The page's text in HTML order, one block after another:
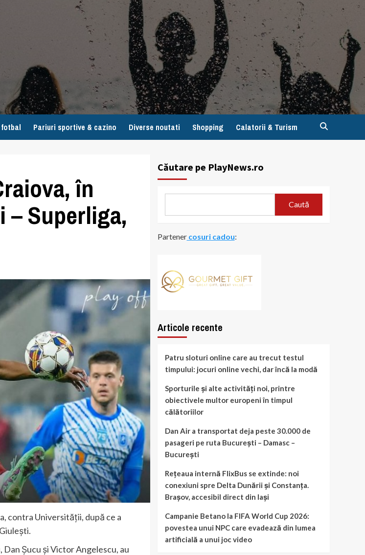
Pariuri sportive & cazino Diverse noutati Shopping Calatorii & Turism
în
Superliga,
contra Universității, după ce a
Șucu și Victor Angelescu, au
Căutare pe PlayNews.ro
Caută
Partenercosuri cadou:
Articole recente
Patru sloturi online care au trecut testul
timpului: jocuri online vechi, dar încă la modă
Sporturile și alte activități noi, printre
obiectivele multor europeni în timpul
călătoriilor
Dan Air a transportat deja peste 30.000 de
pasageri pe ruta București – Damasc –
București
Rețeaua internă FlixBus se extinde: noi
conexiuni spre Delta Dunării și Constanța.
Brașov, accesibil direct din Iași
Campanie Betano la FIFA World Cup 2026:
povestea unui NPC care evadează din lumea
artificială a unui joc video